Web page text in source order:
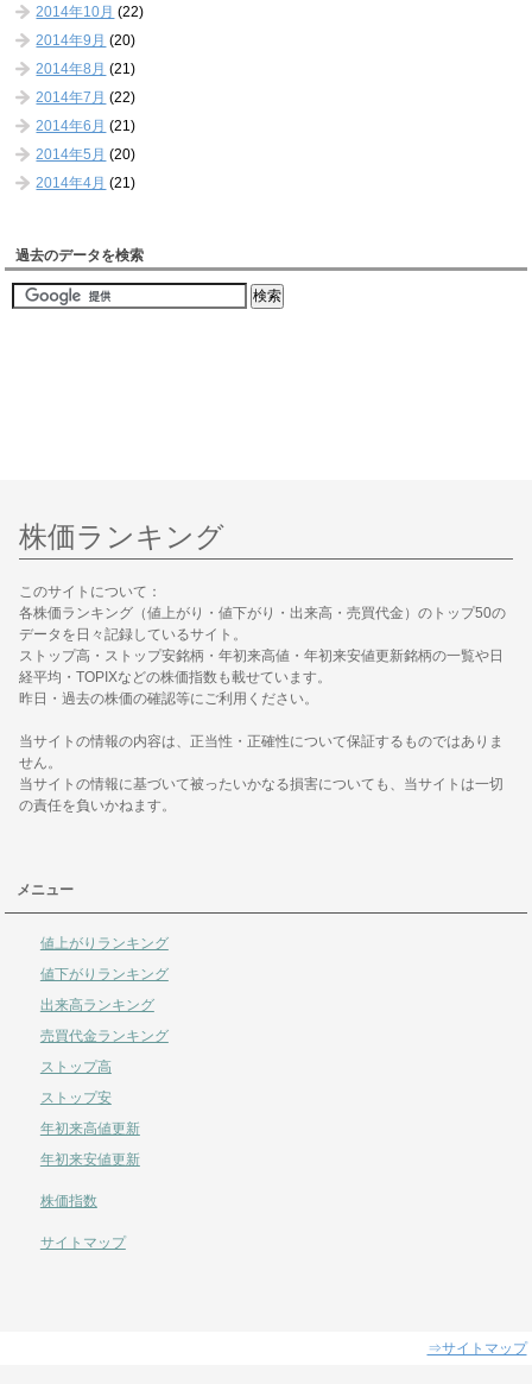
2014年10月 (22)
2014年9月 (20)
2014年8月 (21)
2014年7月 (22)
2014年6月 (21)
2014年5月 (20)
2014年4月 (21)
過去のデータを検索
株価ランキング
このサイトについて：
各株価ランキング（値上がり・値下がり・出来高・売買代金）のトップ50の
データを日々記録しているサイト。
ストップ高・ストップ安銘柄・年初来高値・年初来安値更新銘柄の一覧や日
経平均・TOPIXなどの株価指数も載せています。
昨日・過去の株価の確認等にご利用ください。
当サイトの情報の内容は、正当性・正確性について保証するものではありま
せん。
当サイトの情報に基づいて被ったいかなる損害についても、当サイトは一切
の責任を負いかねます。
メニュー
値上がりランキング
値下がりランキング
出来高ランキング
売買代金ランキング
ストップ高
ストップ安
年初来高値更新
年初来安値更新
株価指数
サイトマップ
⇒サイトマップ